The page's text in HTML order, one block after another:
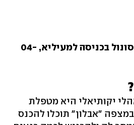
אל רביע, תחנת הדלק סונול בכניסה למעיליא, 04-
יקותיאלי היא מטפלת
"אבלון" תוכלו להכנס